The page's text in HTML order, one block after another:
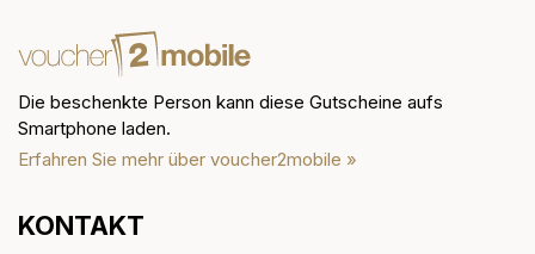
Die beschenkte Person kann diese Gutscheine aufs
Smartphone laden.
Erfahren Sie mehr über voucher2mobile »
KONTAKT